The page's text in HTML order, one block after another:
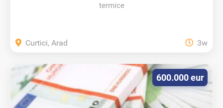
termice
Curtici, Arad 3w
600.000 eur